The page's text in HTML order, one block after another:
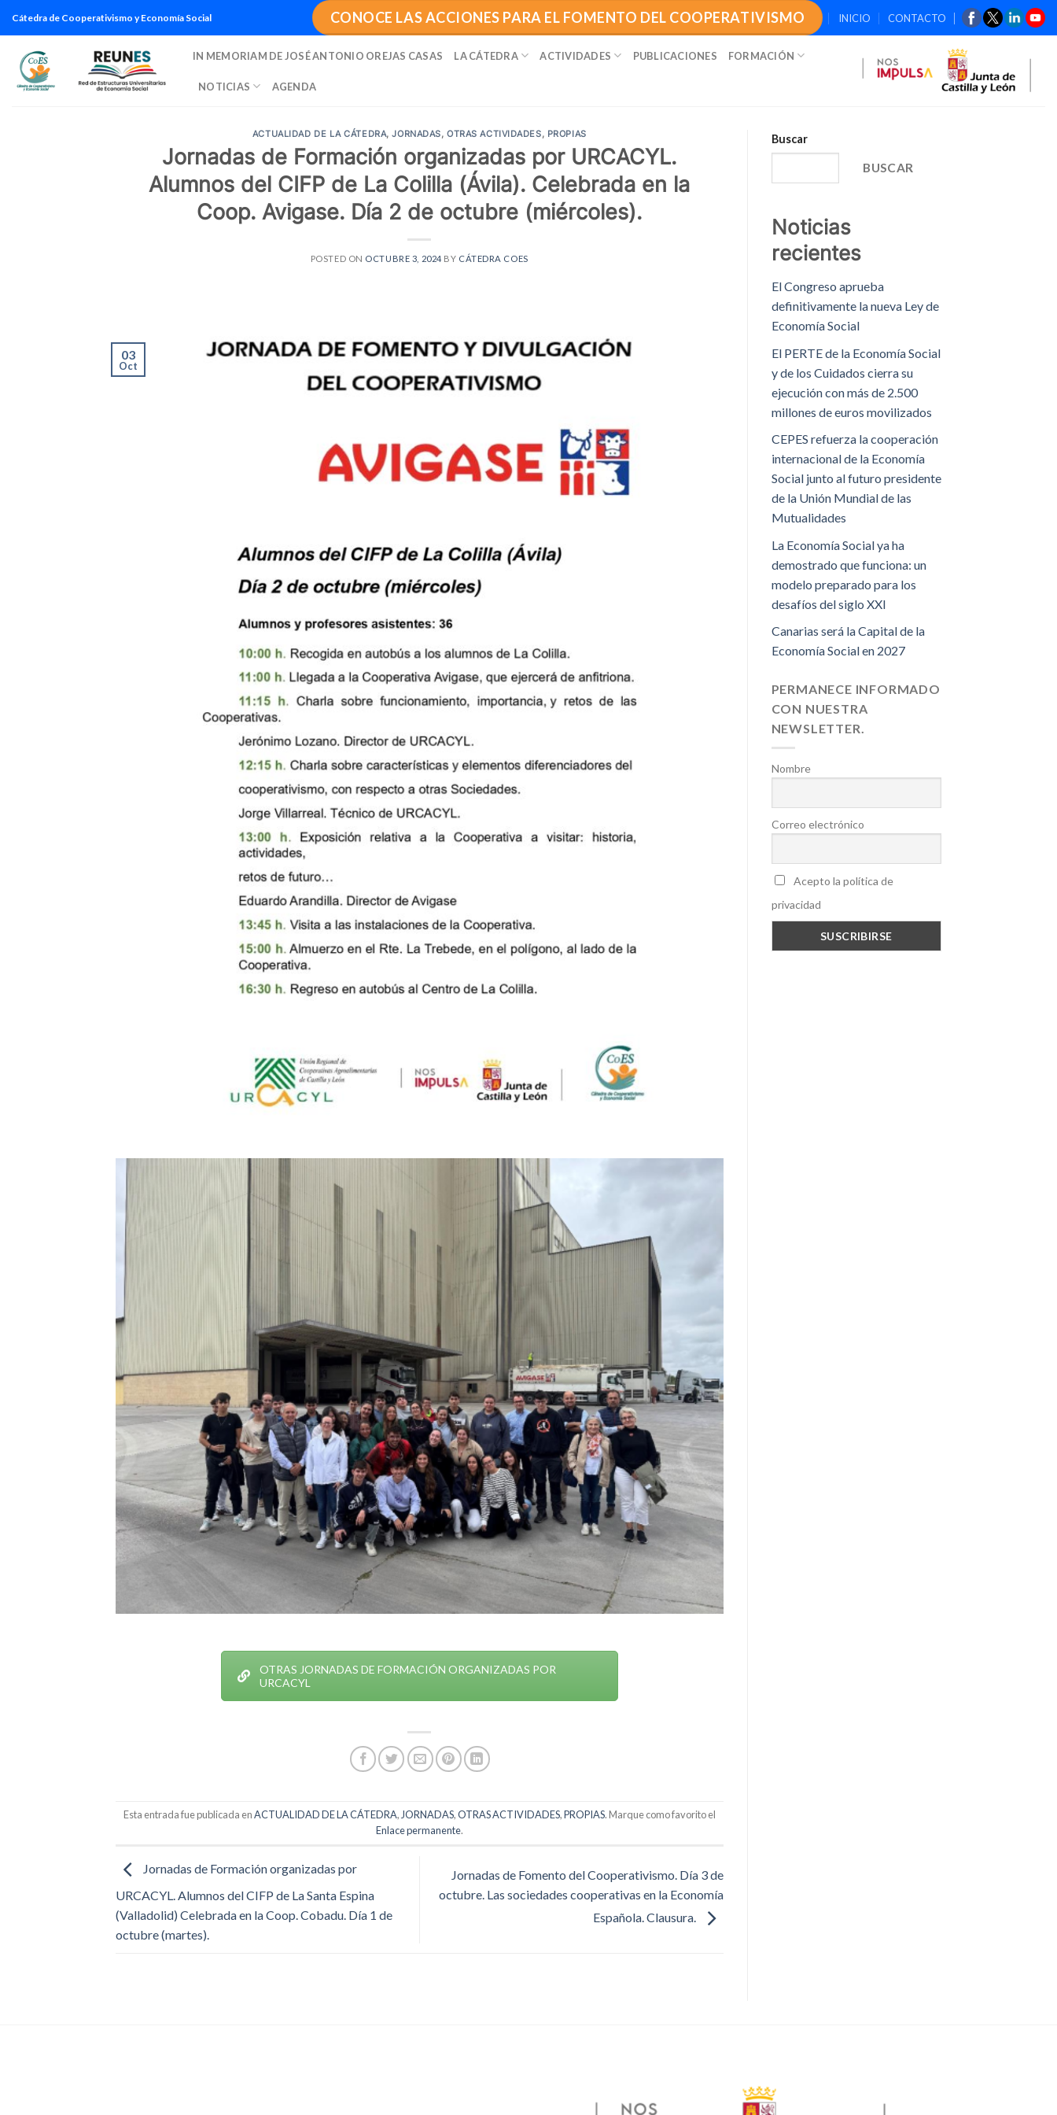
contenido
Cátedra de Cooperativismo y Economía Social CONOCE LAS ACCIONES PARA EL FOMENTO DEL COOPERATIVISMO INICIO CONTACTO
IN MEMORIAM DE JOSÉ ANTONIO OREJAS CASAS LA CÁTEDRA ACTIVIDADES PUBLICACIONES FORMACIÓN
NOTICIAS AGENDA
ACTUALIDAD DE LA CÁTEDRA,JORNADAS,OTRAS ACTIVIDADES, PROPIAS
Jornadas de Formación organizadas por URCACYL.
Alumnos del CIFP de La Colilla (Ávila). Celebrada en la
Coop. Avigase. Día 2 de octubre (miércoles).
POSTED ON OCTUBRE 3, 2024 BY CÁTEDRA COES
03
Oct
OTRAS JORNADAS DE FORMACIÓN ORGANIZADAS POR
URCACYL
Esta entrada fue publicada enACTUALIDAD DE LA CÁTEDRA, JORNADAS,OTRAS ACTIVIDADES,PROPIAS. Marque como favorito el
Enlace permanente.
Jornadas de Formación organizadas por
URCACYL. Alumnos del CIFP de La Santa Espina
(Valladolid) Celebrada en la Coop. Cobadu. Día 1 de
octubre (martes).
Jornadas de Fomento del Cooperativismo. Día 3 de
octubre. Las sociedades cooperativas en la Economía
Española. Clausura.
Buscar
BUSCAR
Noticias
recientes
El Congreso aprueba
definitivamente la nueva Ley de
Economía Social
El PERTE de la Economía Social
y de los Cuidados cierra su
ejecución con más de 2.500
millones de euros movilizados
CEPES refuerza la cooperación
internacional de la Economía
Social junto al futuro presidente
de la Unión Mundial de las
Mutualidades
La Economía Social ya ha
demostrado que funciona: un
modelo preparado para los
desafíos del siglo XXI
Canarias será la Capital de la
Economía Social en 2027
PERMANECE INFORMADO
CON NUESTRA
NEWSLETTER.
Nombre
Correo electrónico
Acepto la política de
privacidad